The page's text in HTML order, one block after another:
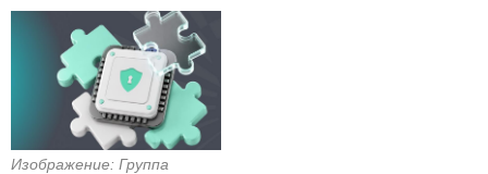
Изображение: Группа